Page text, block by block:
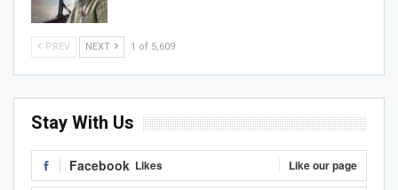
PREV NEXT 1 of 5,609
Stay With Us
Facebook Likes Like our page